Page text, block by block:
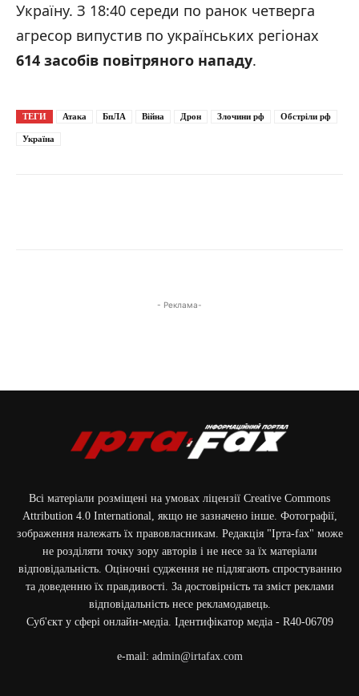
Україну. З 18:40 середи по ранок четверга
агресор випустив по українських регіонах
614 засобів повітряного нападу.
ТЕГИ Атака БпЛА Війна Дрон Злочини рф Обстріли рф
Україна
- Реклама-
Всі матеріали розміщені на умовах ліцензії Creative Commons
Attribution 4.0 International, якщо не зазначено інше. Фотографії,
зображення належать їх правовласникам. Редакція "Ірта-fax" може
не розділяти точку зору авторів і не несе за їх матеріали
відповідальність. Оціночні судження не підлягають спростуванню
та доведенню їх правдивості. За достовірність та зміст реклами
відповідальність несе рекламодавець.
Cуб'єкт у сфері онлайн-медіа. Ідентифікатор медіа - R40-06709
e-mail: admin@irtafax.com